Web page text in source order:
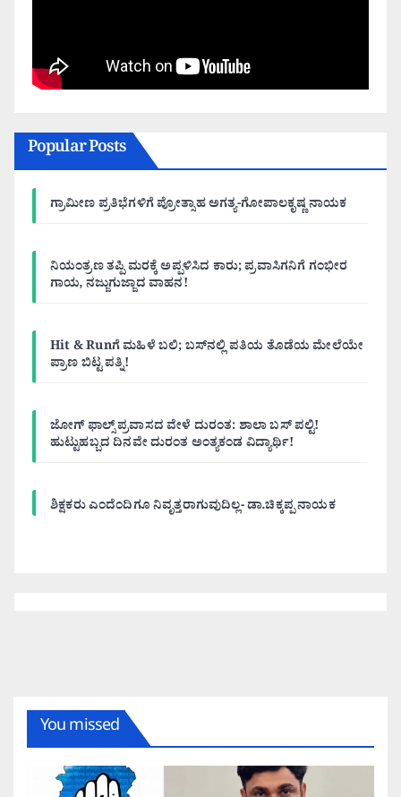
Popular Posts
ಗ್ರಾಮೀಣ ಪ್ರತಿಭೆಗಳಿಗೆ ಪ್ರೋತ್ಸಾಹ ಅಗತ್ಯ-ಗೋಪಾಲಕೃಷ್ಣ ನಾಯಕ
ನಿಯಂತ್ರಣ ತಪ್ಪಿ ಮರಕ್ಕೆ ಅಪ್ಪಳಿಸಿದ ಕಾರು; ಪ್ರವಾಸಿಗನಿಗೆ ಗಂಭೀರ
ಗಾಯ, ನಜ್ಜುಗುಜ್ಜಾದ ವಾಹನ!
Hit & Runಗೆ ಮಹಿಳೆ ಬಲಿ; ಬಸ್‌ನಲ್ಲಿ ಪತಿಯ ತೊಡೆಯ ಮೇಲೆಯೇ
ಪ್ರಾಣ ಬಿಟ್ಟ ಪತ್ನಿ!
ಜೋಗ್ ಫಾಲ್ಸ್ ಪ್ರವಾಸದ ವೇಳೆ ದುರಂತ: ಶಾಲಾ ಬಸ್ ಪಲ್ಟಿ!
ಹುಟ್ಟುಹಬ್ಬದ ದಿನವೇ ದುರಂತ ಅಂತ್ಯಕಂಡ ವಿದ್ಯಾರ್ಥಿ!
ಶಿಕ್ಷಕರು ಎಂದೆಂದಿಗೂ ನಿವೃತ್ತರಾಗುವುದಿಲ್ಲ- ಡಾ.ಚಿಕ್ಕಪ್ಪ ನಾಯಕ
You missed